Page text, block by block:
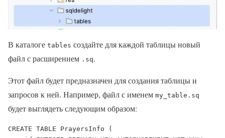
В каталоге tables создайте для каждой таблицы новый
файл с расширением .sq.
Этот файл будет предназначен для создания таблицы и
запросов к ней. Например, файл с именем my_table.sq
будет выглядеть следующим образом:
CREATE TABLE PrayersInfo (